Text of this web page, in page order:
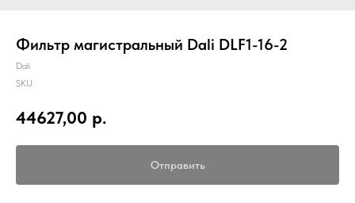
Фильтр магистральный Dali DLF1-16-2
Dali
SKU:
44627,00 р.
Отправить